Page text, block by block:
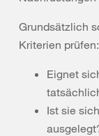
Grundsätzlich
Kriterien prüfen:
Eignet
Ist sie